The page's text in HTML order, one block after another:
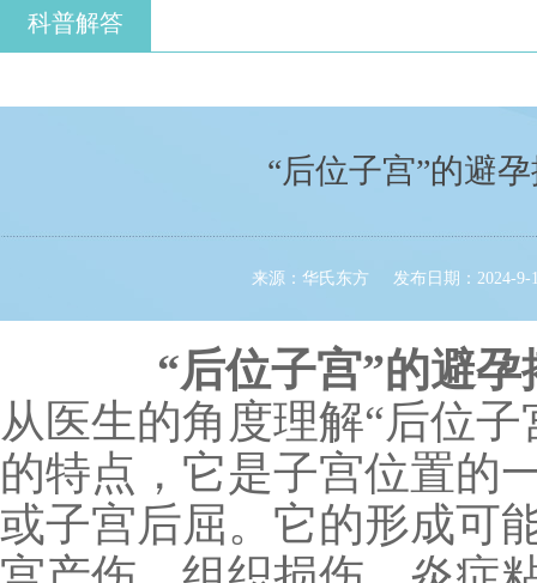
科普解答
“后位子宫”的避
来源：华氏东方 发布日期：2024-9-
“后位子宫”的避孕
从医生的角度理解“后位子
的特点，它是子宫位置的
或子宫后屈。它的形成可